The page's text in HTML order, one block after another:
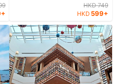
【火焰三杯鴨+花雕醉雞宴】肇
慶佛山美食純玩3天團
HKD 749
HKD 599+